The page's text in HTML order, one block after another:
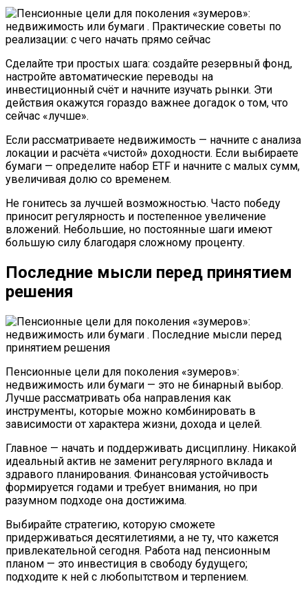
Сделайте три простых шага: создайте резервный фонд,
настройте автоматические переводы на
инвестиционный счёт и начните изучать рынки. Эти
действия окажутся гораздо важнее догадок о том, что
сейчас «лучше».
Если рассматриваете недвижимость — начните с анализа
локации и расчёта «чистой» доходности. Если выбираете
бумаги — определите набор ETF и начните с малых сумм,
увеличивая долю со временем.
Не гонитесь за лучшей возможностью. Часто победу
приносит регулярность и постепенное увеличение
вложений. Небольшие, но постоянные шаги имеют
большую силу благодаря сложному проценту.
Последние мысли перед принятием
решения
Пенсионные цели для поколения «зумеров»:
недвижимость или бумаги — это не бинарный выбор.
Лучше рассматривать оба направления как
инструменты, которые можно комбинировать в
зависимости от характера жизни, дохода и целей.
Главное — начать и поддерживать дисциплину. Никакой
идеальный актив не заменит регулярного вклада и
здравого планирования. Финансовая устойчивость
формируется годами и требует внимания, но при
разумном подходе она достижима.
Выбирайте стратегию, которую сможете
придерживаться десятилетиями, а не ту, что кажется
привлекательной сегодня. Работа над пенсионным
планом — это инвестиция в свободу будущего;
подходите к ней с любопытством и терпением.